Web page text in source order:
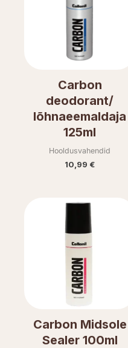
Carbon
deodorant/
lõhnaeemaldaja
125ml
Hooldusvahendid
10,99 €
Carbon Midsole
Sealer 100ml